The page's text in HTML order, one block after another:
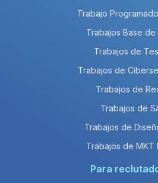
Trabajo
Trabajos Base de
Trabajos de
Trabajos de
Trabajos de
Trabajos de
Trabajos de
Trabajos de MKT
Para